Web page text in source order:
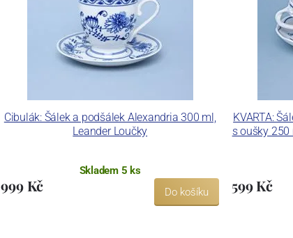
Cibulák: Šálek a podšálek Alexandria 300 ml,
Leander Loučky
Skladem 5 ks
999 Kč Do košíku
KVARTA:
s oušky
599 Kč